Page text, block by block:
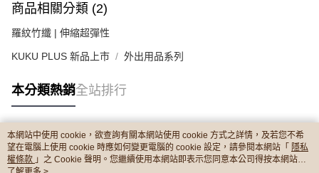
商品相關分類 (2)
羅紋竹纖 | 伸縮超彈性
KUKU PLUS 新品上市 外出用品系列
本分類熱銷全站排行
熱門標籤
本網站中使用 cookie，欲查詢有關本網站使用 cookie 方式之詳情，及若您不希
望在電腦上使用 cookie 時應如何變更電腦的 cookie 設定，請參閱本網站「 隱私
權條款 」之 Cookie 聲明。您繼續使用本網站即表示您同意本公司得按本網站使